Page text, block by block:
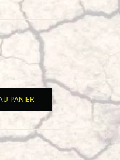
résultat
Entrée
pour
de
PANIER